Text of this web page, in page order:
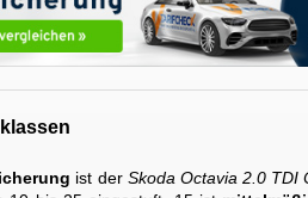
ist der Skoda Octavia 2.0 TDI